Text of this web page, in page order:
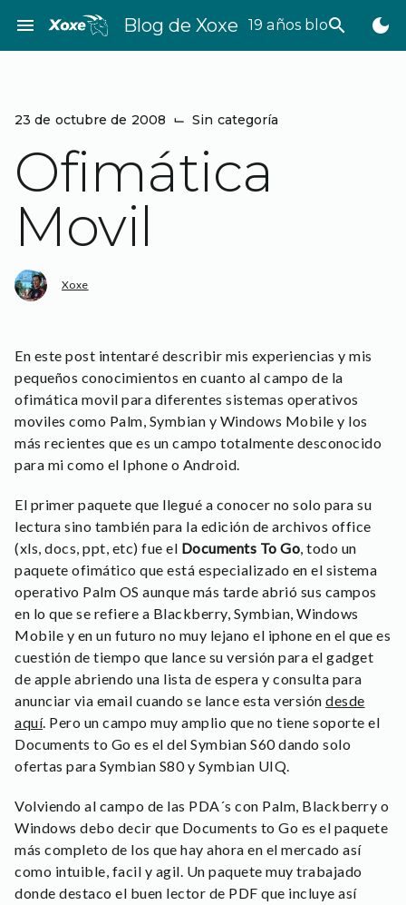
contenido
menu Blog de Xoxe 19 años bloggeando
search dark_mode
23 de octubre de 2008 ⌙ Sin categoría
Ofimática
Movil
Xoxe
En este post intentaré describir mis experiencias y mis
pequeños conocimientos en cuanto al campo de la
ofimática movil para diferentes sistemas operativos
moviles como Palm, Symbian y Windows Mobile y los
más recientes que es un campo totalmente desconocido
para mi como el Iphone o Android.
El primer paquete que llegué a conocer no solo para su
lectura sino también para la edición de archivos office
(xls, docs, ppt, etc) fue el Documents To Go, todo un
paquete ofimático que está especializado en el sistema
operativo Palm OS aunque más tarde abrió sus campos
en lo que se refiere a Blackberry, Symbian, Windows
Mobile y en un futuro no muy lejano el iphone en el que es
cuestión de tiempo que lance su versión para el gadget
de apple abriendo una lista de espera y consulta para
anunciar via email cuando se lance esta versión desde
aquí. Pero un campo muy amplio que no tiene soporte el
Documents to Go es el del Symbian S60 dando solo
ofertas para Symbian S80 y Symbian UIQ.
Volviendo al campo de las PDA´s con Palm, Blackberry o
Windows debo decir que Documents to Go es el paquete
más completo de los que hay ahora en el mercado así
como intuible, facil y agil. Un paquete muy trabajado
donde destaco el buen lector de PDF que incluye así